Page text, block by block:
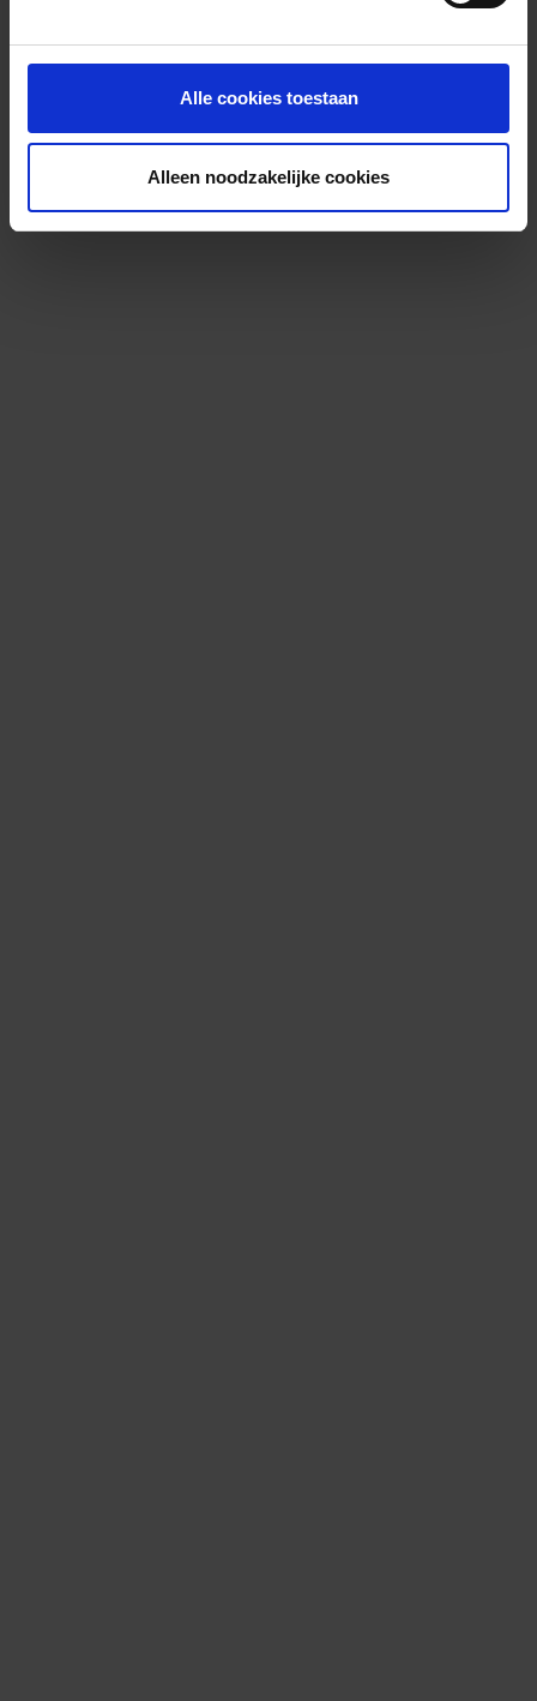
Alle cookies toestaan
Alleen noodzakelijke cookies